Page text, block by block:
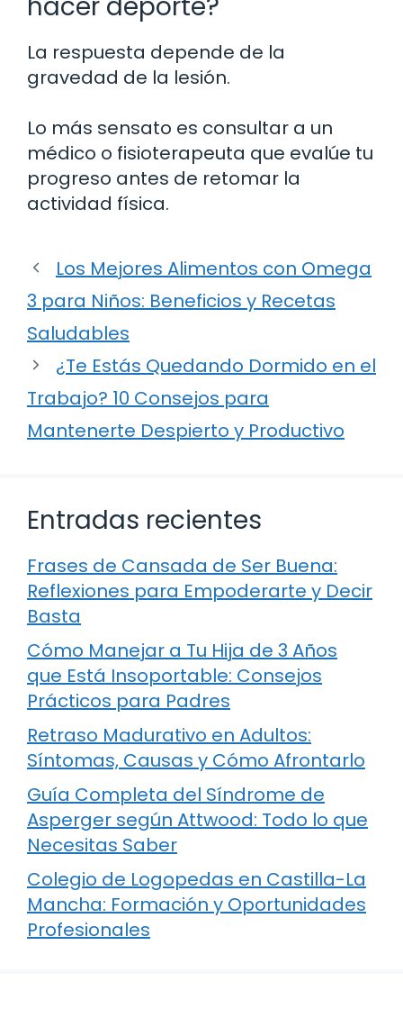
La respuesta depende de la
gravedad de la lesión.
Lo más sensato es consultar a un
médico o fisioterapeuta que evalúe tu
progreso antes de retomar la
actividad física.
Los Mejores Alimentos con Omega
3 para Niños: Beneficios y Recetas
Saludables
¿Te Estás Quedando Dormido en el
Trabajo? 10 Consejos para
Mantenerte Despierto y Productivo
Entradas recientes
Frases de Cansada de Ser Buena:
Reflexiones para Empoderarte y Decir
Basta
Cómo Manejar a Tu Hija de 3 Años
que Está Insoportable: Consejos
Prácticos para Padres
Retraso Madurativo en Adultos:
Síntomas, Causas y Cómo Afrontarlo
Guía Completa del Síndrome de
Asperger según Attwood: Todo lo que
Necesitas Saber
Colegio de Logopedas en Castilla-La
Mancha: Formación y Oportunidades
Profesionales